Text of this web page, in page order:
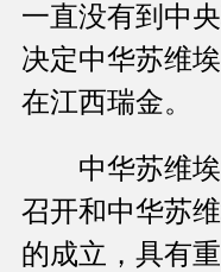
一直没有到中
决定中华苏维
在江西瑞金。
中华苏维埃
召开和中华苏
的成立，具有